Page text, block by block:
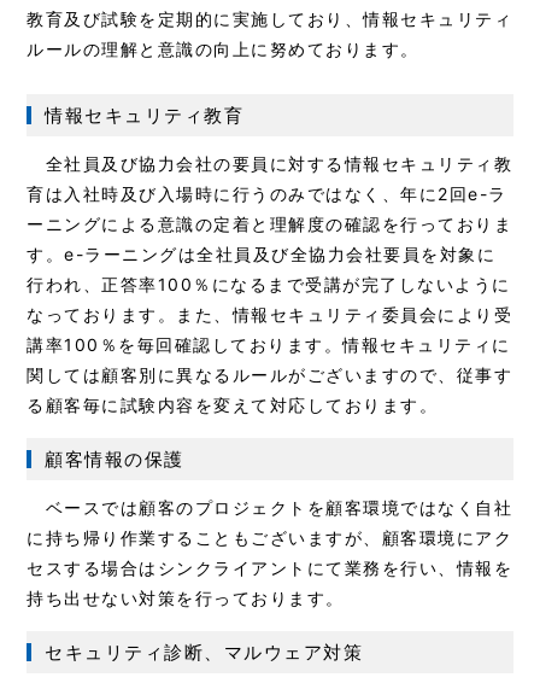
教育及び試験を定期的に実施しており、情報セキュリティ
ルールの理解と意識の向上に努めております。
情報セキュリティ教育
全社員及び協力会社の要員に対する情報セキュリティ教
育は入社時及び入場時に行うのみではなく、年に2回e-ラ
ーニングによる意識の定着と理解度の確認を行っておりま
す。e-ラーニングは全社員及び全協力会社要員を対象に
行われ、正答率100％になるまで受講が完了しないように
なっております。また、情報セキュリティ委員会により受
講率100％を毎回確認しております。情報セキュリティに
関しては顧客別に異なるルールがございますので、従事す
る顧客毎に試験内容を変えて対応しております。
顧客情報の保護
ベースでは顧客のプロジェクトを顧客環境ではなく自社
に持ち帰り作業することもございますが、顧客環境にアク
セスする場合はシンクライアントにて業務を行い、情報を
持ち出せない対策を行っております。
セキュリティ診断、マルウェア対策